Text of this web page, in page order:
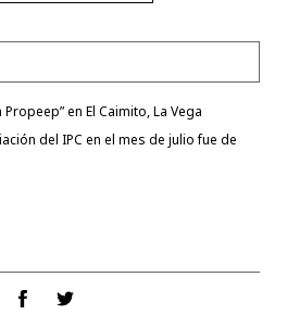
en El Caimito, La Vega
del IPC en el mes de julio fue de